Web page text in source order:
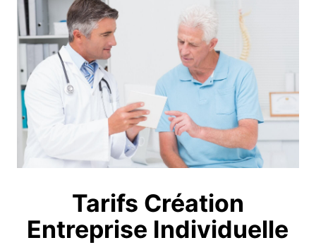
Tarifs Création
Entreprise Individuelle